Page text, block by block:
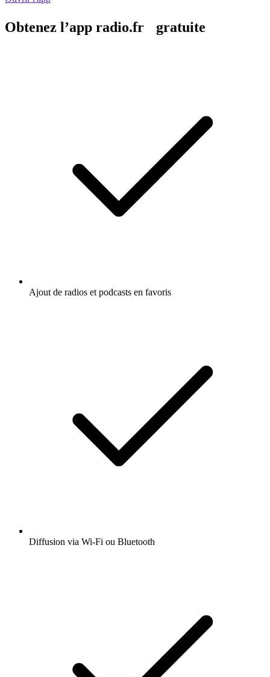
Obtenez l’app radio.fr gratuite
Ajout de radios et podcasts en favoris
Diffusion via Wi-Fi ou Bluetooth